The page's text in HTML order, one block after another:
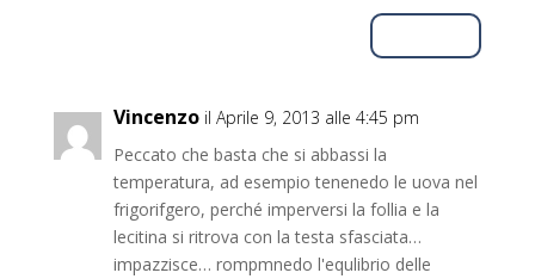
Vincenzo il Aprile 9, 2013 alle 4:45 pm
Peccato che basta che si abbassi la
temperatura, ad esempio tenenedo le uova nel
frigorifgero, perché imperversi la follia e la
lecitina si ritrova con la testa sfasciata…
impazzisce… rompmnedo l'equlibrio delle